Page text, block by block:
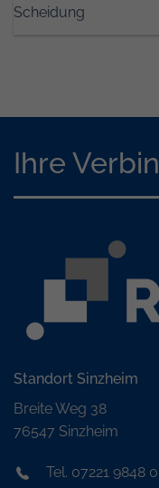
Scheidung
Ihre
Standort Sinzheim
Breite Weg 38
76547 Sinzheim
Tel. 07221 9848 0